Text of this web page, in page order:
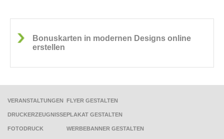
Bonuskarten in modernen Designs online
erstellen
VERANSTALTUNGEN
DRUCKERZEUGNISSE
FOTODRUCK
FLYER GESTALTEN
PLAKAT GESTALTEN
WERBEBANNER GESTALTEN